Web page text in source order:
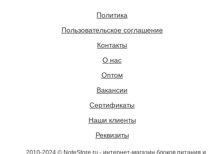
Политика
Пользовательское соглашение
Контакты
О нас
Оптом
Вакансии
Сертификаты
Наши клиенты
Реквизиты
2010-2024 © NoteStore.ru - интернет-магазин блоков питания и